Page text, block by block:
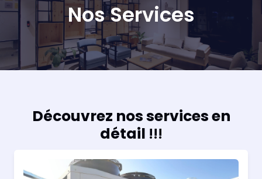
Nos Services
Découvrez nos services en
détail !!!